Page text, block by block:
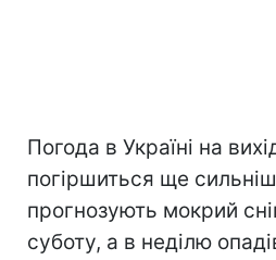
Погода в Україні на
погіршиться ще
прогнозують мокрий
суботу, а в неділю